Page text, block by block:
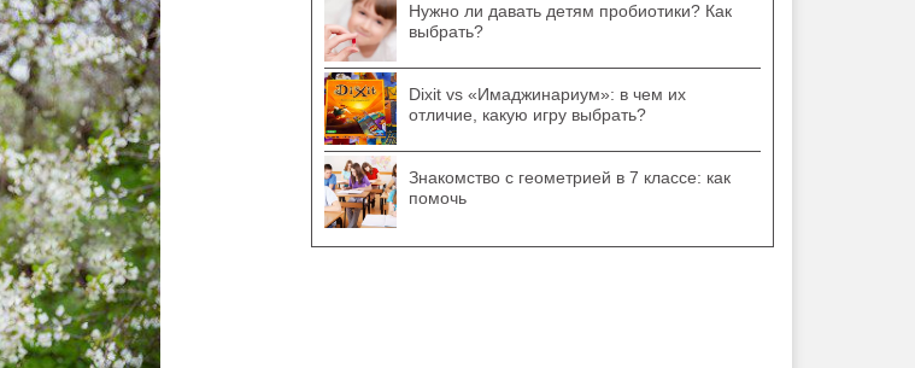
Нужно ли давать детям пробиотики? Как
выбрать?
Dixit vs «Имаджинариум»: в чем их
отличие, какую игру выбрать?
Знакомство с геометрией в 7 классе: как
помочь